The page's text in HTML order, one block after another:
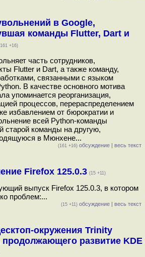
в Google,
команды Flutter, Dart и
+16)
часть сотрудников,
Flutter и Dart, а также команду,
связанными с языком
В качестве основного мотива
упоминается реорганизация,
процессов, перераспределением
избавлением от бюрократии и
всей Python-команды
старой команды на другую,
в Мюнхене...
(161 +16) обсуждение | весь текст
Firefox 125.0.3 (15 +11)
выпуск Firefox 125.0.3, в котором
проблем:...
(15 +11) обсуждение | весь текст
окружения Trinity
продолжающего развитие KDE